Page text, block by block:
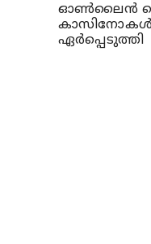
ഓൺലൈൻ
ഏർപ്പെടുത്തി